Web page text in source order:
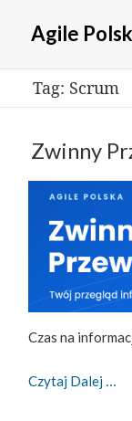
Agile
Tag: Scrum
Zwinny
Czas na
Czytaj Dalej